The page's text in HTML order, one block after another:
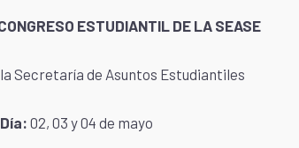
ESTUDIANTIL DE LA SEASE
Secretaría de Asuntos Estudiantiles
Día: 02, 03 y 04 de mayo